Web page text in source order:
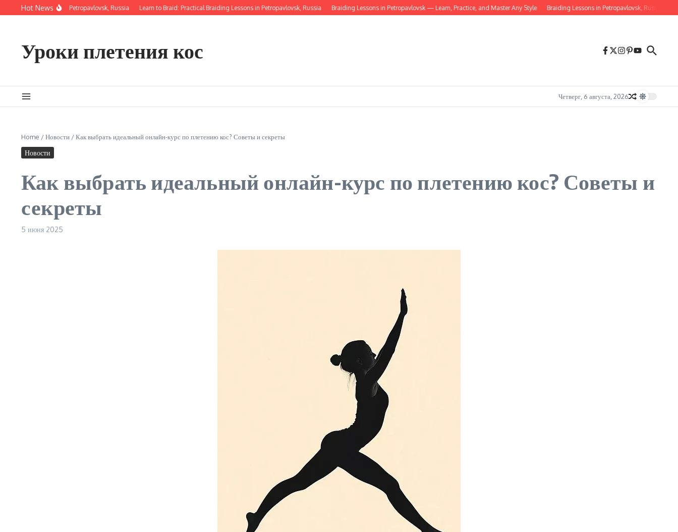
Перейти к содержанию
Hot News
Braiding Lessons in Petropavlovsk, Russia Learn to Braid: Practical Braiding Lessons in Petropavlovsk, Russia Braiding Lessons in Petropavlovsk — Learn, Practice, and Master Any Style Braiding Lessons in Petropavlovsk, Russia: Where
Уроки плетения кос
Четверг, 6 августа, 2026
Home /Новости /Как выбрать идеальный онлайн-курс по плетению кос? Советы и секреты
Новости
Как выбрать идеальный онлайн-курс по плетению кос? Советы и
секреты
5 июня 2025